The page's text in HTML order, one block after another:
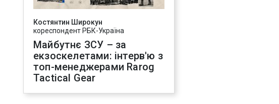
Костянтин Широкун
кореспондент РБК-Україна
Майбутнє ЗСУ – за
екзоскелетами: інтерв'ю з
топ-менеджерами Rarog
Tactical Gear